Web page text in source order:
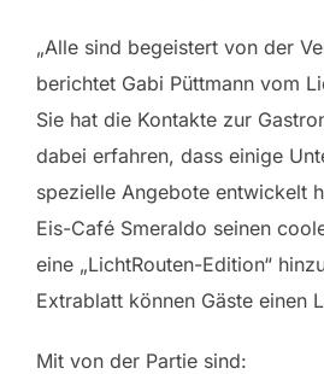
„Alle sind begeistert von der
berichtet Gabi Püttmann vom
Sie hat die Kontakte zur
dabei erfahren, dass einige
spezielle Angebote entwickelt
Eis-Café Smeraldo seinen
eine „LichtRouten-Edition“
Extrablatt können Gäste einen
Mit von der Partie sind: